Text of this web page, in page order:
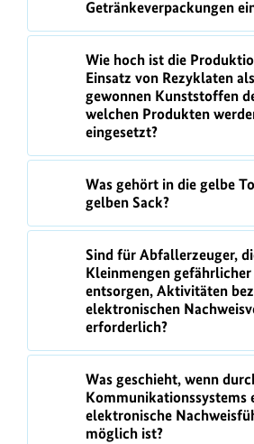
Getränkeverpackungen
Wie hoch ist die
Einsatz von Rezyklaten
gewonnen Kunststoffen
welchen Produkten
eingesetzt?
Was gehört in die gelbe
gelben Sack?
Sind für Abfallerzeuger,
Kleinmengen
entsorgen, Aktivitäten
elektronischen
erforderlich?
Was geschieht, wenn
Kommunikationssystems
elektronische
möglich ist?